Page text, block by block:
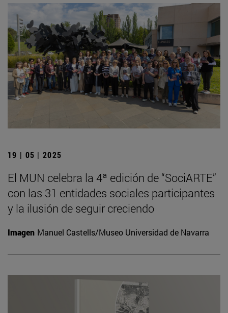
19 | 05 | 2025
El MUN celebra la 4ª edición de “SociARTE”
con las 31 entidades sociales participantes
y la ilusión de seguir creciendo
Imagen Manuel Castells/Museo Universidad de Navarra